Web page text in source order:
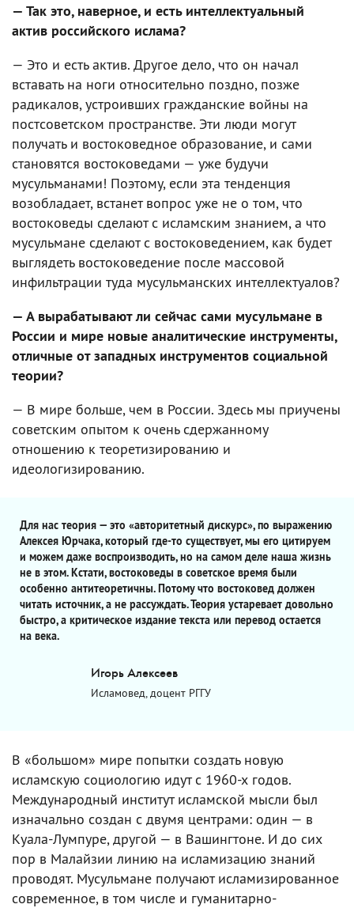
— Так это, наверное, и есть интеллектуальный
актив российского ислама?
— Это и есть актив. Другое дело, что он начал
вставать на ноги относительно поздно, позже
радикалов, устроивших гражданские войны на
постсоветском пространстве. Эти люди могут
получать и востоковедное образование, и сами
становятся востоковедами — уже будучи
мусульманами! Поэтому, если эта тенденция
возобладает, встанет вопрос уже не о том, что
востоковеды сделают с исламским знанием, а что
мусульмане сделают с востоковедением, как будет
выглядеть востоковедение после массовой
инфильтрации туда мусульманских интеллектуалов?
— А вырабатывают ли сейчас сами мусульмане в
России и мире новые аналитические инструменты,
отличные от западных инструментов социальной
теории?
— В мире больше, чем в России. Здесь мы приучены
советским опытом к очень сдержанному
отношению к теоретизированию и
идеологизированию.
Для нас теория — это «авторитетный дискурс», по выражению
Алексея Юрчака, который где-то существует, мы его цитируем
и можем даже воспроизводить, но на самом деле наша жизнь
не в этом. Кстати, востоковеды в советское время были
особенно антитеоретичны. Потому что востоковед должен
читать источник, а не рассуждать. Теория устаревает довольно
быстро, а критическое издание текста или перевод остается
на века.
Игорь Алексеев
Исламовед, доцент РГГУ
В «большом» мире попытки создать новую
исламскую социологию идут с 1960-х годов.
Международный институт исламской мысли был
изначально создан с двумя центрами: один — в
Куала-Лумпуре, другой — в Вашингтоне. И до сих
пор в Малайзии линию на исламизацию знаний
проводят. Мусульмане получают исламизированное
современное, в том числе и гуманитарно-